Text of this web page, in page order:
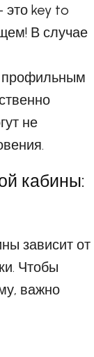
это key to
В случае
профильным
не
кабины:
зависит от
Чтобы
важно